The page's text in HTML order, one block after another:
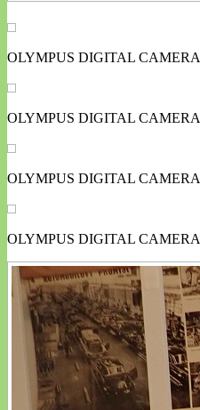
OLYMPUS DIGITAL CAMERA
OLYMPUS DIGITAL CAMERA
OLYMPUS DIGITAL CAMERA
OLYMPUS DIGITAL CAMERA